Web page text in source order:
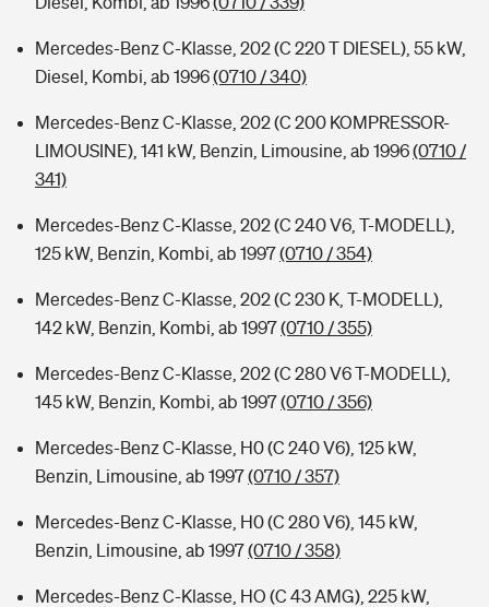
Mercedes-Benz C-Klasse, 202 (C 220 T DIESEL), 55 kW,
Diesel, Kombi, ab 1996(0710 / 340)
Mercedes-Benz C-Klasse, 202 (C 200 KOMPRESSOR-
LIMOUSINE), 141 kW, Benzin, Limousine, ab 1996(0710 /
341)
Mercedes-Benz C-Klasse, 202 (C 240 V6, T-MODELL),
125 kW, Benzin, Kombi, ab 1997(0710 / 354)
Mercedes-Benz C-Klasse, 202 (C 230 K, T-MODELL),
142 kW, Benzin, Kombi, ab 1997(0710 / 355)
Mercedes-Benz C-Klasse, 202 (C 280 V6 T-MODELL),
145 kW, Benzin, Kombi, ab 1997(0710 / 356)
Mercedes-Benz C-Klasse, H0 (C 240 V6), 125 kW,
Benzin, Limousine, ab 1997(0710 / 357)
Mercedes-Benz C-Klasse, H0 (C 280 V6), 145 kW,
Benzin, Limousine, ab 1997(0710 / 358)
Mercedes-Benz C-Klasse, HO (C 43 AMG), 225 kW,